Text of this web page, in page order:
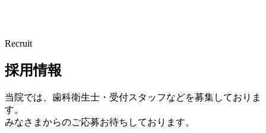
Recruit
採用情報
当院では、歯科衛生士・受付スタッフなどを募集しておりま
す。
みなさまからのご応募お待ちしております。